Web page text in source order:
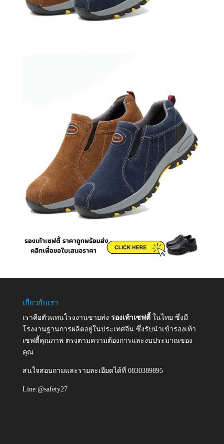
เกี่ยวกับเรา
เราคือตัวแทนโรงงานขายส่ง รองเท้าเซฟตี้ ในไทย ซึ่งมี
โรงงานฐานการผลิตอยู่ในประเทศจีน ซึ่งรับนำเข้ารองเท้า
เซฟตี้คุณภาพ ตรงตามความต้องการและงบประมาณของ
คุณ
สนใจสอบถามและรายละเอียดได้ที่ 0830389895
Line:@safety27